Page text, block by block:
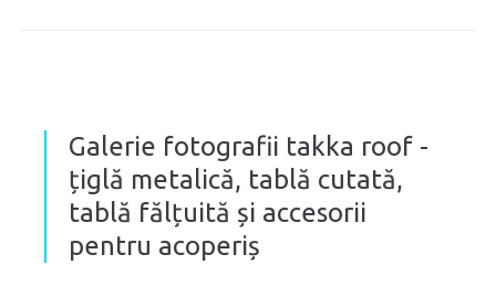
Galerie fotografii takka roof -
țiglă metalică, tablă cutată,
tablă fălțuită și accesorii
pentru acoperiș